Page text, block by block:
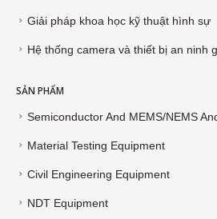
Giải pháp khoa học kỹ thuật hình sự
Hệ thống camera và thiết bị an ninh
SẢN PHẨM
Semiconductor And MEMS/NEMS
Material Testing Equipment
Civil Engineering Equipment
NDT Equipment